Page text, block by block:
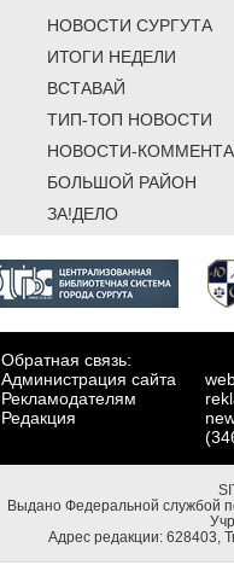
НОВОСТИ СУРГУТА
ИТОГИ НЕДЕЛИ
ВСТАВАЙ
ТИП-ТОП НОВОСТИ
НОВОСТИ-
БОЛЬШОЙ РАЙОН
ЗА!ДЕЛО
Обратная связь:
Администрация сайта
Рекламодателям
Редакция
Выдано Федеральной службой
Адрес редакции: 628403,